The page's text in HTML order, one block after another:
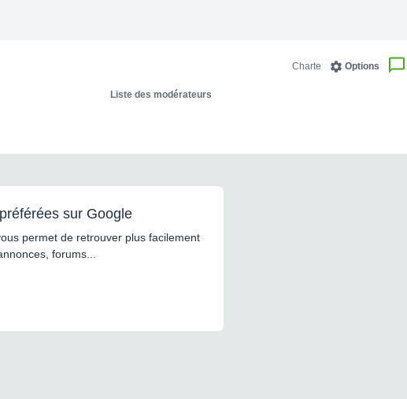
Options
Charte
Liste des modérateurs
sur Google
permet de retrouver plus facilement
forums...